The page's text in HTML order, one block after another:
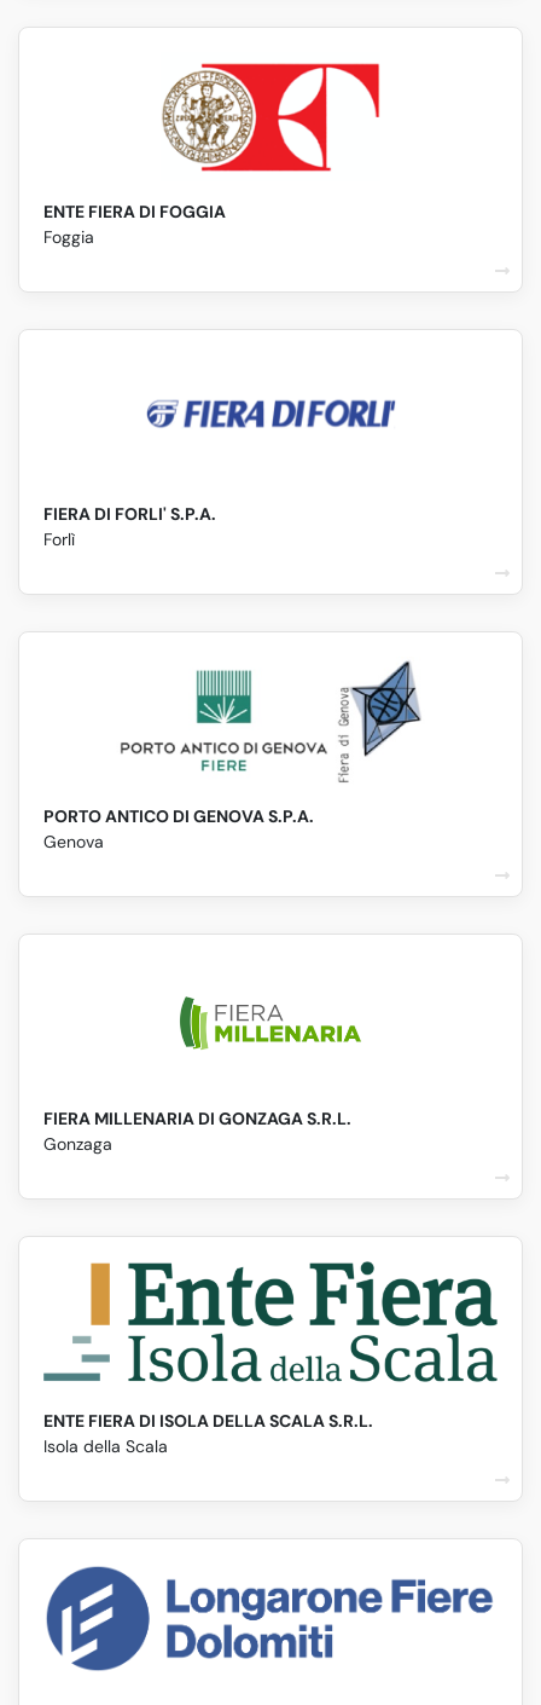
ENTE FIERA DI FOGGIA
Foggia
FIERA DI FORLI' S.P.A.
Forlì
PORTO ANTICO DI GENOVA S.P.A.
Genova
FIERA MILLENARIA DI GONZAGA S.R.L.
Gonzaga
ENTE FIERA DI ISOLA DELLA SCALA S.R.L.
Isola della Scala